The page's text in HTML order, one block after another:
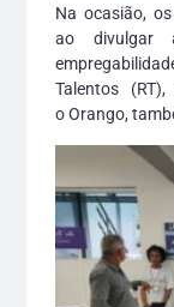
Na ocasião,
ao divulgar
Talentos
o Orango,